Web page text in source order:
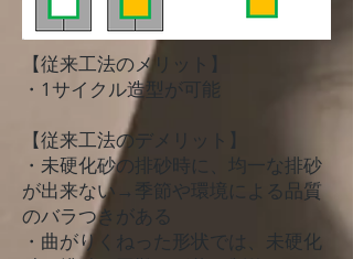
【従来工法のメリット】
・1サイクル造型が可能
【従来工法のデメリット】
・未硬化砂の排砂時に、均一な排砂
が出来ない→季節や環境による品質
のバラつきがある
・曲がりくねった形状では、未硬化